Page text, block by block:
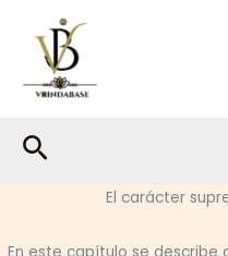
contenido
Buscar
El carácter